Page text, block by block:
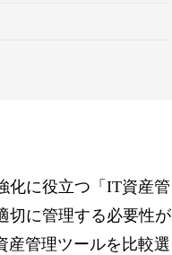
化に役立つ「IT資産管
切に管理する必要性が
産管理ツールを比較選